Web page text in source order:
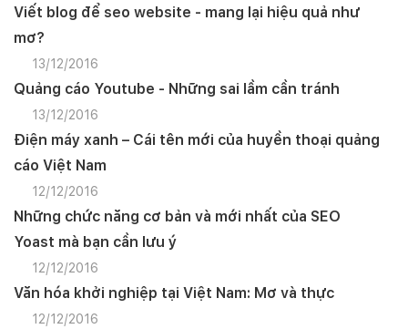
Viết blog để seo website - mang lại hiệu quả như
mơ?
13/12/2016
Quảng cáo Youtube - Những sai lầm cần tránh
13/12/2016
Điện máy xanh – Cái tên mới của huyền thoại quảng
cáo Việt Nam
12/12/2016
Những chức năng cơ bản và mới nhất của SEO
Yoast mà bạn cần lưu ý
12/12/2016
Văn hóa khởi nghiệp tại Việt Nam: Mơ và thực
12/12/2016